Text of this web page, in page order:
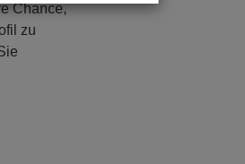
Chance,
zu